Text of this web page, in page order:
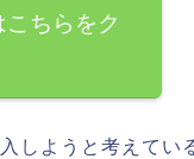
ちらをク
しようと考えてい